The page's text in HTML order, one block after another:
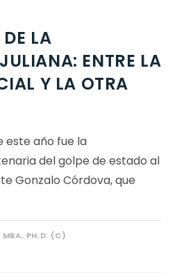
LA
ENTRE LA
Y LA OTRA
este año fue la
del golpe de estado al
Gonzalo Córdova, que
MBA, PH.D. (C)